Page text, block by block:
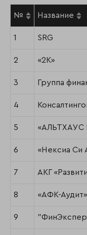
№ Название
1 SRG
2 «2К»
3 Группа
4
5 «АЛЬТХАУС
6 «Нексиа Си
7 АКГ
8 «АФК-Аудит»
9